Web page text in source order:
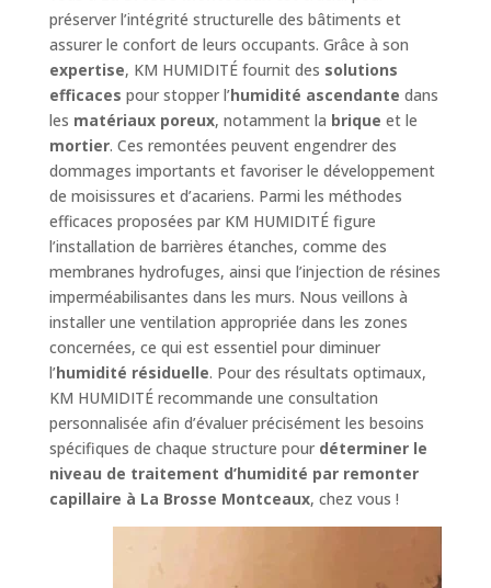
préserver l’intégrité structurelle des bâtiments et
assurer le confort de leurs occupants. Grâce à son
expertise, KM HUMIDITÉ fournit des solutions
efficaces pour stopper l’humidité ascendante dans
les matériaux poreux, notamment la brique et le
mortier. Ces remontées peuvent engendrer des
dommages importants et favoriser le développement
de moisissures et d’acariens. Parmi les méthodes
efficaces proposées par KM HUMIDITÉ figure
l’installation de barrières étanches, comme des
membranes hydrofuges, ainsi que l’injection de résines
imperméabilisantes dans les murs. Nous veillons à
installer une ventilation appropriée dans les zones
concernées, ce qui est essentiel pour diminuer
l’humidité résiduelle. Pour des résultats optimaux,
KM HUMIDITÉ recommande une consultation
personnalisée afin d’évaluer précisément les besoins
spécifiques de chaque structure pour déterminer le
niveau de traitement d’humidité par remonter
capillaire à La Brosse Montceaux, chez vous !